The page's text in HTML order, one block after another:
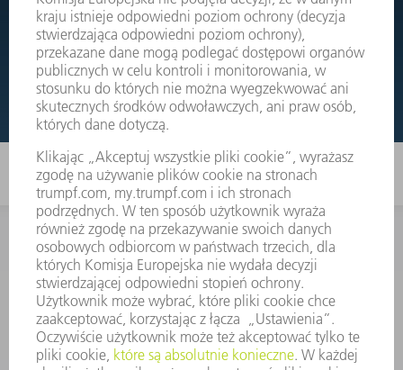
maszyn i bezpośrednio zamówić potrzebną część.
RYSUNKI ZŁOŻENIOWE
KONTAKT
Dział Części Zamiennych i Narzędzi
48225753936
8.00 - 17.00
czesci.zamienne@trumpf.com